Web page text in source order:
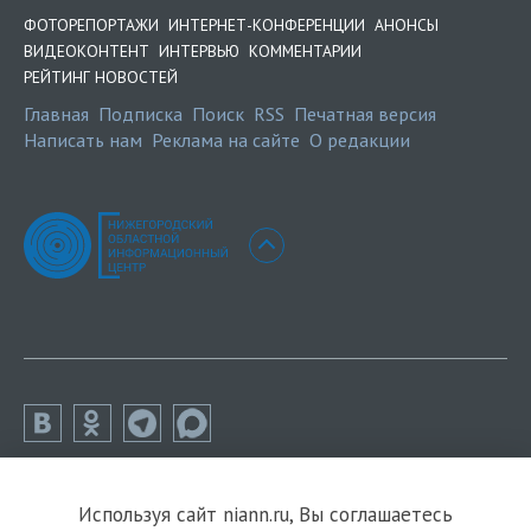
ФОТОРЕПОРТАЖИ ИНТЕРНЕТ-КОНФЕРЕНЦИИ АНОНСЫ
ВИДЕОКОНТЕНТ ИНТЕРВЬЮ КОММЕНТАРИИ
РЕЙТИНГ НОВОСТЕЙ
Главная Подписка Поиск RSS Печатная версия
Написать нам Реклама на сайте О редакции
Используя сайт niann.ru, Вы соглашаетесь